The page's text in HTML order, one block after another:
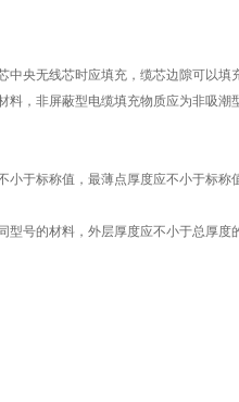
央无线芯时应填充，缆芯边隙可以填
料，非屏蔽型电缆填充物质应为非吸潮
小于标称值，最薄点厚度应不小于标称
号的材料，外层厚度应不小于总厚度